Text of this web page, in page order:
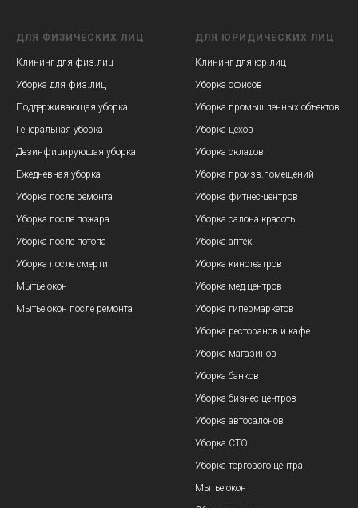
ДЛЯ ФИЗИЧЕСКИХ ЛИЦ
Клининг для физ.лиц
Уборка для физ.лиц
Поддерживающая уборка
Генеральная уборка
Дезинфицирующая уборка
Ежедневная уборка
Уборка после ремонта
Уборка после пожара
Уборка после потопа
Уборка после смерти
Мытье окон
Мытье окон после ремонта
ДЛЯ ЮРИДИЧЕСКИХ ЛИЦ
Клининг для юр.лиц
Уборка офисов
Уборка промышленных объектов
Уборка цехов
Уборка складов
Уборка произв.помещений
Уборка фитнес-центров
Уборка салона красоты
Уборка аптек
Уборка кинотеатров
Уборка мед.центров
Уборка гипермаркетов
Уборка ресторанов и кафе
Уборка магазинов
Уборка банков
Уборка бизнес-центров
Уборка автосалонов
Уборка СТО
Уборка торгового центра
Мытье окон